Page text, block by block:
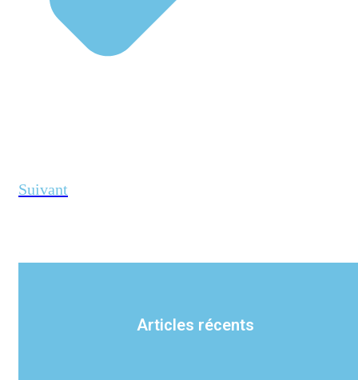
Suivant
Articles récents